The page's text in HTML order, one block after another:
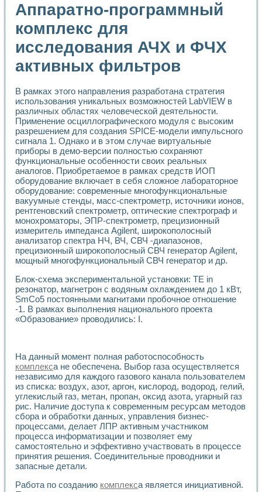
Применение NI VISION для геометрического анализа в
Система температурной стабилизации
Управление движением с помощью программно -
Определение параметров всплывающих газовых
Система управления асинхронным тиристорным
Лазерный профилометр
Применение средств NATIONAL INSTRUMENTS для
Разработка автоматизированного стенда для
Автоматизированный стенд рентгеновской диагностики
Высокочувствительные оптоэлектронные
Установка для измерения диэлектрических свойств
Исследование кинетики зарождения и развития
Лабораторный электрический импедансный томограф на
Микрозондовая система для характеризации
Метод траекторий в исследовании
Промышленная автоматизация
Автоматизация технологических процессов получения
Использование систем технического зрения для контроля
Исследование электромагнитных переходных процессов
Применение LabVIEW при разработке обучающих
Разработка виртуальных тренажеров путем
Система блокировок, сигнализации и защиты ускорителя
Система сбора данных и управления процессом
Управление температурой газовой среды специальной
Разработка программного обеспечения с
Использование технологий NATIONAL INSTRUMENTS
Оборудование для промышленной термотрансферной
Автоматизация реометрических исследований на базе
Применение измерителя иммитанса для исследова¬ния
Автоматизация контроля сварных швов на базе
Измерительный контроль с применением
Моделирование надежности и эффективности систем
Лабораторные практикумы и учебные стенды
Автоматизация лабораторного стенда по измерению
Автоматизированные лабораторные комплексы для
Виртуальный прибор для исследования нелинейных
Использование виртуальных приборов в процесе
Использование программ ELECTRONICS WORKBENCH-
Лабораторный практикум по дисциплине «Цифровые
Лабораторный практикум по ИНС на основе LabVIEW
Опыт использования NI LabVIEW для создания
Аппаратно-программный
комплекс для
исследования АЧХ и ФЧХ
активных фильтров
В рамках этого направления разработана стратегия
использования уникальных возможностей LabVIEW в
различных областях человеческой деятельности.
Применение осциллографического модуля с высоким
разрешением для создания SPICE-модели импульсного
сигнала 1. Однако и в этом случае виртуальные
приборы в демо-версии полностью сохраняют
функциональные особенности своих реальных
аналогов. Приобретаемое в рамках средств ИОП
оборудование включает в себя сложное лабораторное
оборудование: современные многофункциональные
вакуумные стенды, масс-спектрометр, источники ионов,
рентгеновский спектрометр, оптические спектрограф и
монохроматоры, ЭПР-спектрометр, прецизионный
измеритель импеданса Agilent, широкополосный
анализатор спектра НЧ, ВЧ, СВЧ -диапазонов,
прецизионный широкополосный СВЧ генератор Agilent,
мощный многофункциональный СВЧ генератор и др.
Блок-схема экспериментальной установки: ТЕ in
резонатор, магнетрон с водяным охлаждением до 1 кВт,
SmCo5 постоянными магнитами пробочное отношение
-1. В рамках выполнения национального проекта
«Образование» проводились: I.
На данный момент полная работоспособность
комплекса не обеспечена. Выбор газа осуществляется
независимо для каждого газового канала пользователем
из списка: воздух, азот, аргон, кислород, водород, гелий,
углекислый газ, метан, пропан, оксид азота, угарный газ
рис. Наличие доступа к современным ресурсам методов
сбора и обработки данных, управления бизнес-
процессами, делает ЛПР активным участником
процесса информатизации и позволяет ему
самостоятельно и эффективно участвовать в процессе
принятия решения. Соединительные проводники и
запасные детали.
Работа по созданию комплекса является инициативной.